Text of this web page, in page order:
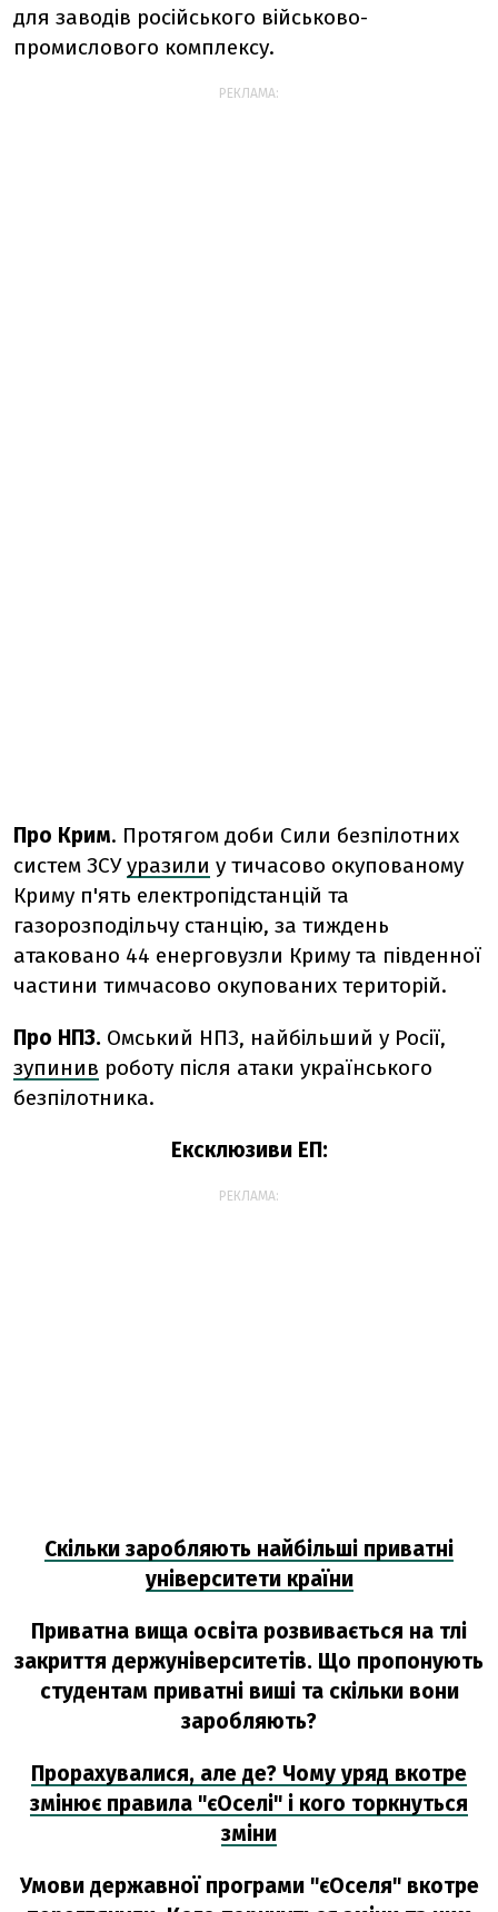
для заводів російського військово-
промислового комплексу.
РЕКЛАМА:
Про Крим. Протягом доби Сили безпілотних
систем ЗСУуразили у тичасово окупованому
Криму п'ять електропідстанцій та
газорозподільчу станцію, за тиждень
атаковано 44 енерговузли Криму та південної
частини тимчасово окупованих територій.
Про НПЗ. Омський НПЗ, найбільший у Росії,
зупинив роботу після атаки українського
безпілотника.
Ексклюзиви ЕП:
РЕКЛАМА:
Скільки заробляють найбільші приватні
університети країни
Приватна вища освіта розвивається на тлі
закриття держуніверситетів. Що пропонують
студентам приватні виші та скільки вони
заробляють?
Прорахувалися, але де? Чому уряд вкотре
змінює правила "єОселі" і кого торкнуться
зміни
Умови державної програми "єОселя" вкотре